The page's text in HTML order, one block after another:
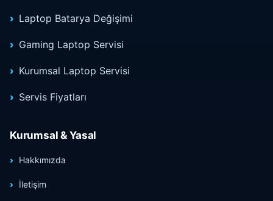
Laptop Batarya Değişimi
Gaming Laptop Servisi
Kurumsal Laptop Servisi
Servis Fiyatları
Kurumsal & Yasal
Hakkımızda
İletişim